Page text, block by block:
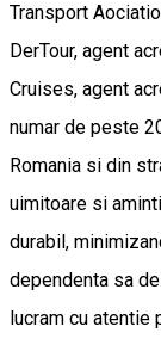
Transport
DerTour, agent
Cruises, agent
numar de peste
Romania si din
uimitoare si
durabil,
dependenta sa
lucram cu